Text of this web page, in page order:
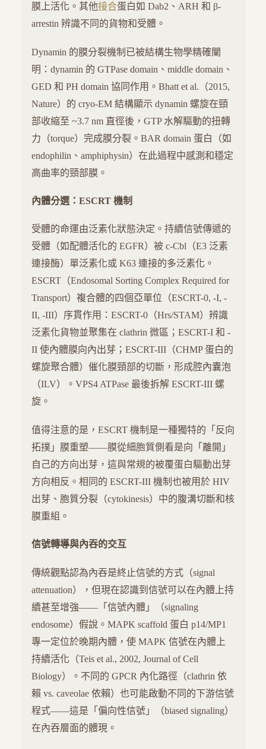
膜上活化。其他接合蛋白如 Dab2、ARH 和 β-
arrestin 辨識不同的貨物和受體。
Dynamin 的膜分裂機制已被結構生物學精確闡
明：dynamin 的 GTPase domain、middle domain、
GED 和 PH domain 協同作用。Bhatt et al.（2015,
Nature）的 cryo-EM 結構顯示 dynamin 螺旋在頸
部收縮至 ~3.7 nm 直徑後，GTP 水解驅動的扭轉
力（torque）完成膜分裂。BAR domain 蛋白（如
endophilin、amphiphysin）在此過程中感測和穩定
高曲率的頸部膜。
內體分選：ESCRT 機制
受體的命運由泛素化狀態決定。持續信號傳遞的
受體（如配體活化的 EGFR）被 c-Cbl（E3 泛素
連接酶）單泛素化或 K63 連接的多泛素化。
ESCRT（Endosomal Sorting Complex Required for
Transport）複合體的四個亞單位（ESCRT-0, -I, -
II, -III）序貫作用：ESCRT-0（Hrs/STAM）辨識
泛素化貨物並聚集在 clathrin 微區；ESCRT-I 和 -
II 使內體膜向內出芽；ESCRT-III（CHMP 蛋白的
螺旋聚合體）催化膜頸部的切斷，形成腔內囊泡
（ILV）。VPS4 ATPase 最後拆解 ESCRT-III 螺
旋。
值得注意的是，ESCRT 機制是一種獨特的「反向
拓撲」膜重塑——膜從細胞質側看是向「離開」
自己的方向出芽，這與常規的被覆蛋白驅動出芽
方向相反。相同的 ESCRT-III 機制也被用於 HIV
出芽、胞質分裂（cytokinesis）中的腹溝切斷和核
膜重組。
信號轉導與內吞的交互
傳統觀點認為內吞是終止信號的方式（signal
attenuation），但現在認識到信號可以在內體上持
續甚至增強——「信號內體」（signaling
endosome）假說。MAPK scaffold 蛋白 p14/MP1
專一定位於晚期內體，使 MAPK 信號在內體上
持續活化（Teis et al., 2002, Journal of Cell
Biology）。不同的 GPCR 內化路徑（clathrin 依
賴 vs. caveolae 依賴）也可能啟動不同的下游信號
程式——這是「偏向性信號」（biased signaling）
在內吞層面的體現。